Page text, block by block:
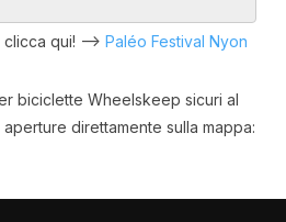
clicca qui! –> Paléo Festival Nyon
biciclette Wheelskeep sicuri al
direttamente sulla mappa: